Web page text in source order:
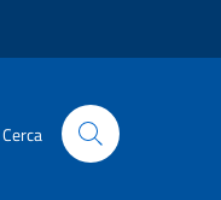
Cerca